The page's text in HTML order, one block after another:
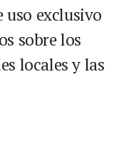
uso exclusivo
sobre los
locales y las